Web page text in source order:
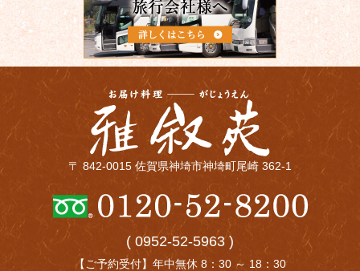
〒 842-0015 佐賀県神埼市神埼町尾崎 362-1
( 0952-52-5963 )
【ご予約受付】年中無休 8：30 ～ 18：30